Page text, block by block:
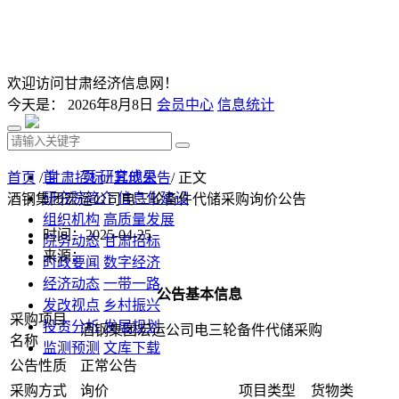
欢迎访问甘肃经济信息网！
今天是： 2026年8月8日 会员中心 信息统计
首 页 研究成果
研究院简介 信息化建设
组织机构 高质量发展
院务动态 甘肃招标
时政要闻 数字经济
经济动态 一带一路
发改视点 乡村振兴
投资分析 发展规划
监测预测 文库下载
首页 /甘肃招标/其他公告/ 正文
酒钢集团宏运公司电三轮备件代储采购询价公告
时间：2025-04-25
来源：
公告基本信息
采购项目
名称
酒钢集团宏运公司电三轮备件代储采购
公告性质
正常公告
采购方式
询价 项目类型 货物类